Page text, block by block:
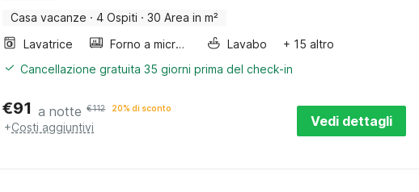
Casa vacanze · 4 Ospiti · 30 Area in m²
Lavatrice
Forno a microonde combinato Lavabo
+ 15 altro
Cancellazione gratuita 35 giorni prima del check-in
€91 a notte €112 20% di sconto
+Costi aggiuntivi Vedi dettagli